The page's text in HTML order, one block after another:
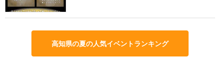
高知県の夏の人気イベントランキング